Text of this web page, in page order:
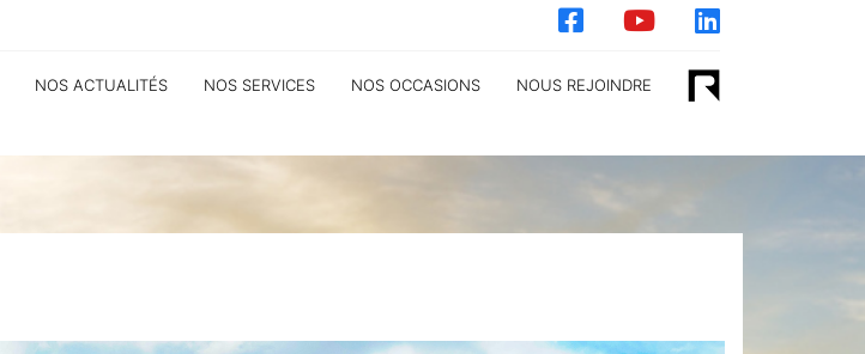
NOS ACTUALITÉS NOS SERVICES NOS OCCASIONS NOUS REJOINDRE